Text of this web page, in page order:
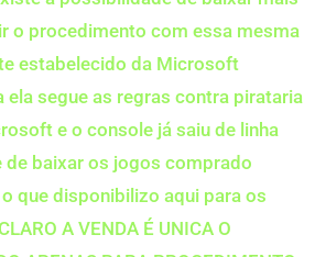
o procedimento com essa mesma
estabelecido da Microsoft
ela segue as regras contra pirataria
e o console já saiu de linha
baixar os jogos comprado
que disponibilizo aqui para os
A VENDA É UNICA O